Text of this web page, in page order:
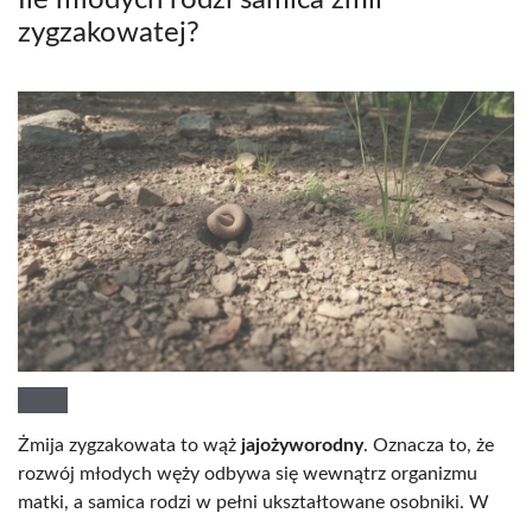
zygzakowatej?
Żmija zygzakowata to wąż jajożyworodny. Oznacza to, że
rozwój młodych węży odbywa się wewnątrz organizmu
matki, a samica rodzi w pełni ukształtowane osobniki. W